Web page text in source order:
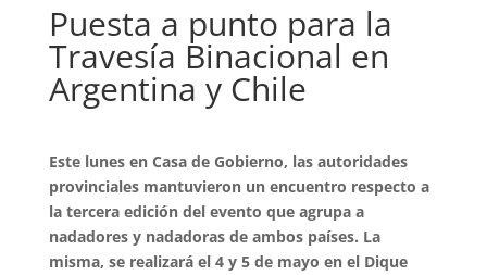
Puesta a punto para la
Travesía Binacional en
Argentina y Chile
Este lunes en Casa de Gobierno, las autoridades
provinciales mantuvieron un encuentro respecto a
la tercera edición del evento que agrupa a
nadadores y nadadoras de ambos países. La
misma, se realizará el 4 y 5 de mayo en el Dique